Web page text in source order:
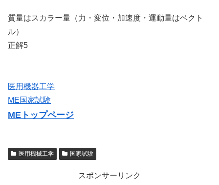
質量はスカラー量（力・変位・加速度・運動量はベクト
ル）
正解5
医用機器工学
ME国家試験
MEトップページ
医用機械工学 国家試験
スポンサーリンク